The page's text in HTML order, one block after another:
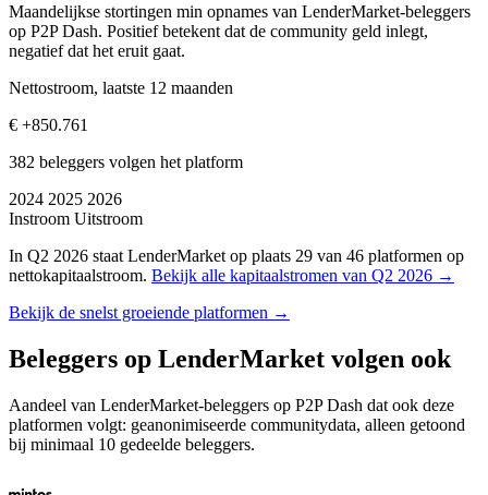
Maandelijkse stortingen min opnames van LenderMarket-beleggers
op P2P Dash. Positief betekent dat de community geld inlegt,
negatief dat het eruit gaat.
Nettostroom, laatste 12 maanden
€ +850.761
382 beleggers volgen het platform
2024 2025 2026
Instroom Uitstroom
In Q2 2026 staat LenderMarket op plaats 29 van 46 platformen op
nettokapitaalstroom. Bekijk alle kapitaalstromen van Q2 2026 →
Bekijk de snelst groeiende platformen →
Beleggers op LenderMarket volgen ook
Aandeel van LenderMarket-beleggers op P2P Dash dat ook deze
platformen volgt: geanonimiseerde communitydata, alleen getoond
bij minimaal 10 gedeelde beleggers.